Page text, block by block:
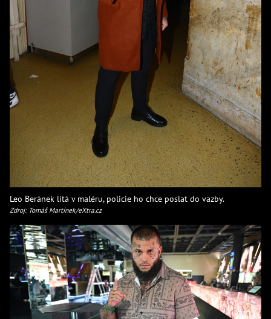
Leo Beránek lítá v maléru, policie ho chce poslat do vazby.
Zdroj: Tomáš Martínek/eXtra.cz